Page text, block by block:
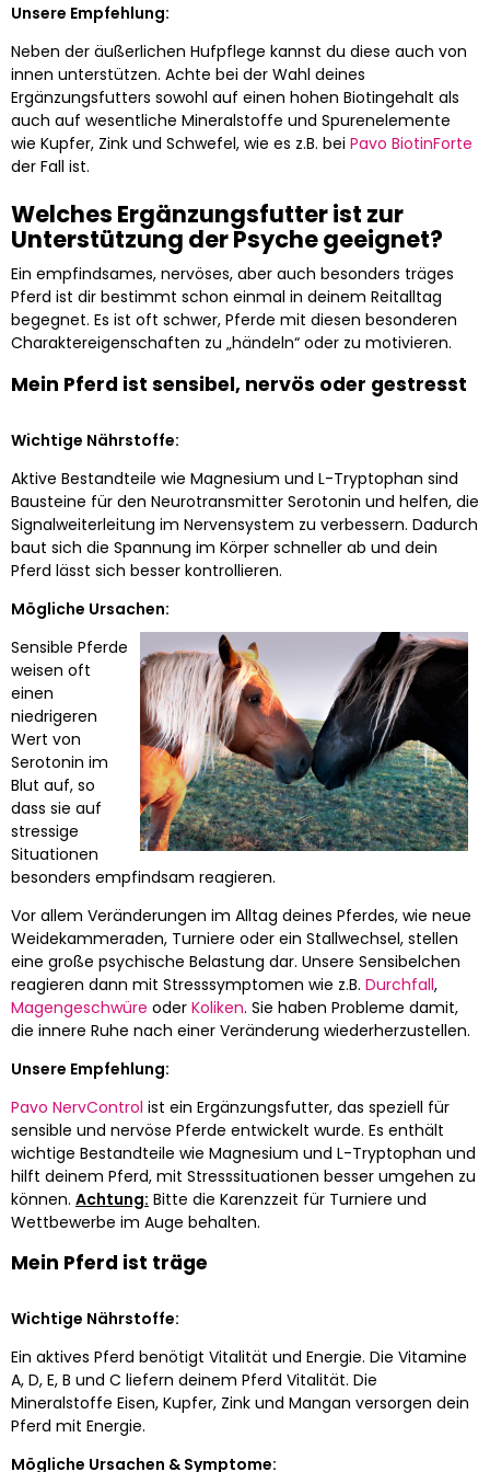
Unsere Empfehlung:
Neben der äußerlichen Hufpflege kannst du diese auch von
innen unterstützen. Achte bei der Wahl deines
Ergänzungsfutters sowohl auf einen hohen Biotingehalt als
auch auf wesentliche Mineralstoffe und Spurenelemente
wie Kupfer, Zink und Schwefel, wie es z.B. bei Pavo BiotinForte
der Fall ist.
Welches Ergänzungsfutter ist zur
Unterstützung der Psyche geeignet?
Ein empfindsames, nervöses, aber auch besonders träges
Pferd ist dir bestimmt schon einmal in deinem Reitalltag
begegnet. Es ist oft schwer, Pferde mit diesen besonderen
Charaktereigenschaften zu „händeln“ oder zu motivieren.
Mein Pferd ist sensibel, nervös oder gestresst
Wichtige Nährstoffe:
Aktive Bestandteile wie Magnesium und L-Tryptophan sind
Bausteine für den Neurotransmitter Serotonin und helfen, die
Signalweiterleitung im Nervensystem zu verbessern. Dadurch
baut sich die Spannung im Körper schneller ab und dein
Pferd lässt sich besser kontrollieren.
Mögliche Ursachen:
Sensible Pferde
weisen oft
einen
niedrigeren
Wert von
Serotonin im
Blut auf, so
dass sie auf
stressige
Situationen
besonders empfindsam reagieren.
Vor allem Veränderungen im Alltag deines Pferdes, wie neue
Weidekammeraden, Turniere oder ein Stallwechsel, stellen
eine große psychische Belastung dar. Unsere Sensibelchen
reagieren dann mit Stresssymptomen wie z.B. Durchfall,
Magengeschwüre oder Koliken. Sie haben Probleme damit,
die innere Ruhe nach einer Veränderung wiederherzustellen.
Unsere Empfehlung:
Pavo NervControl ist ein Ergänzungsfutter, das speziell für
sensible und nervöse Pferde entwickelt wurde. Es enthält
wichtige Bestandteile wie Magnesium und L-Tryptophan und
hilft deinem Pferd, mit Stresssituationen besser umgehen zu
können. Achtung: Bitte die Karenzzeit für Turniere und
Wettbewerbe im Auge behalten.
Mein Pferd ist träge
Wichtige Nährstoffe:
Ein aktives Pferd benötigt Vitalität und Energie. Die Vitamine
A, D, E, B und C liefern deinem Pferd Vitalität. Die
Mineralstoffe Eisen, Kupfer, Zink und Mangan versorgen dein
Pferd mit Energie.
Mögliche Ursachen & Symptome: